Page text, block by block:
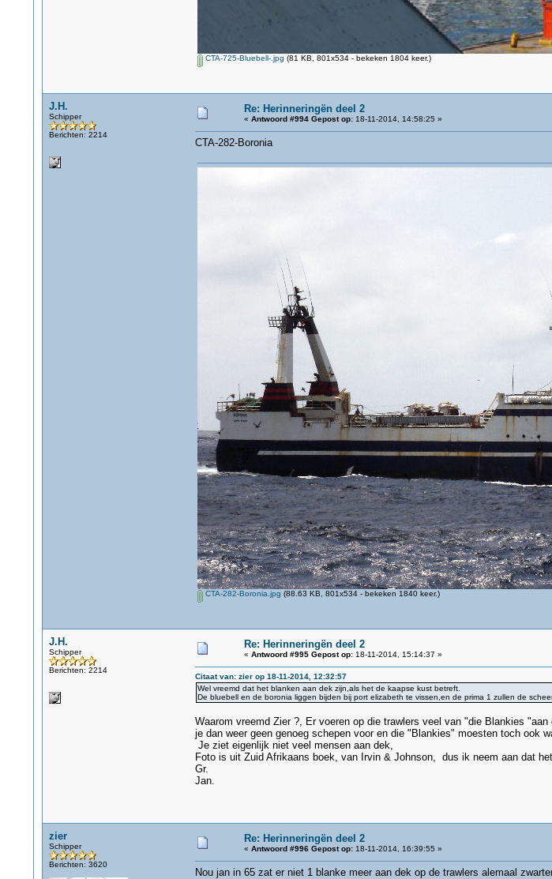
CTA-725-Bluebell-.jpg (81 KB, 801x534 - bekeken 1804 keer.)
J.H.
Schipper
Berichten: 2214
Re: Herinneringën deel 2
« Antwoord #994 Gepost op:18-11-2014, 14:58:25 »
CTA-282-Boronia
CTA-282-Boronia.jpg (88.63 KB, 801x534 - bekeken 1840 keer.)
J.H.
Schipper
Berichten: 2214
Re: Herinneringën deel 2
« Antwoord #995 Gepost op:18-11-2014, 15:14:37 »
Citaat van: zier op 18-11-2014, 12:32:57
Wel vreemd dat het blanken aan dek zijn,als het de kaapse kust betreft.
De bluebell en de boronia liggen bijden bij port elizabeth te vissen,en de prima 1 zullen de
Waarom vreemd Zier ?, Er voeren op die trawlers veel van "die Blankies
je dan weer geen genoeg schepen voor en die "Blankies" moesten toch
Je ziet eigenlijk niet veel mensen aan dek,
Foto is uit Zuid Afrikaans boek, van Irvin & Johnson, dus ik neem aan dat
Gr.
Jan.
zier
Schipper
Berichten: 3620
Re: Herinneringën deel 2
« Antwoord #996 Gepost op:18-11-2014, 16:39:55 »
Nou jan in 65 zat er niet 1 blanke meer aan dek op de trawlers alemaal